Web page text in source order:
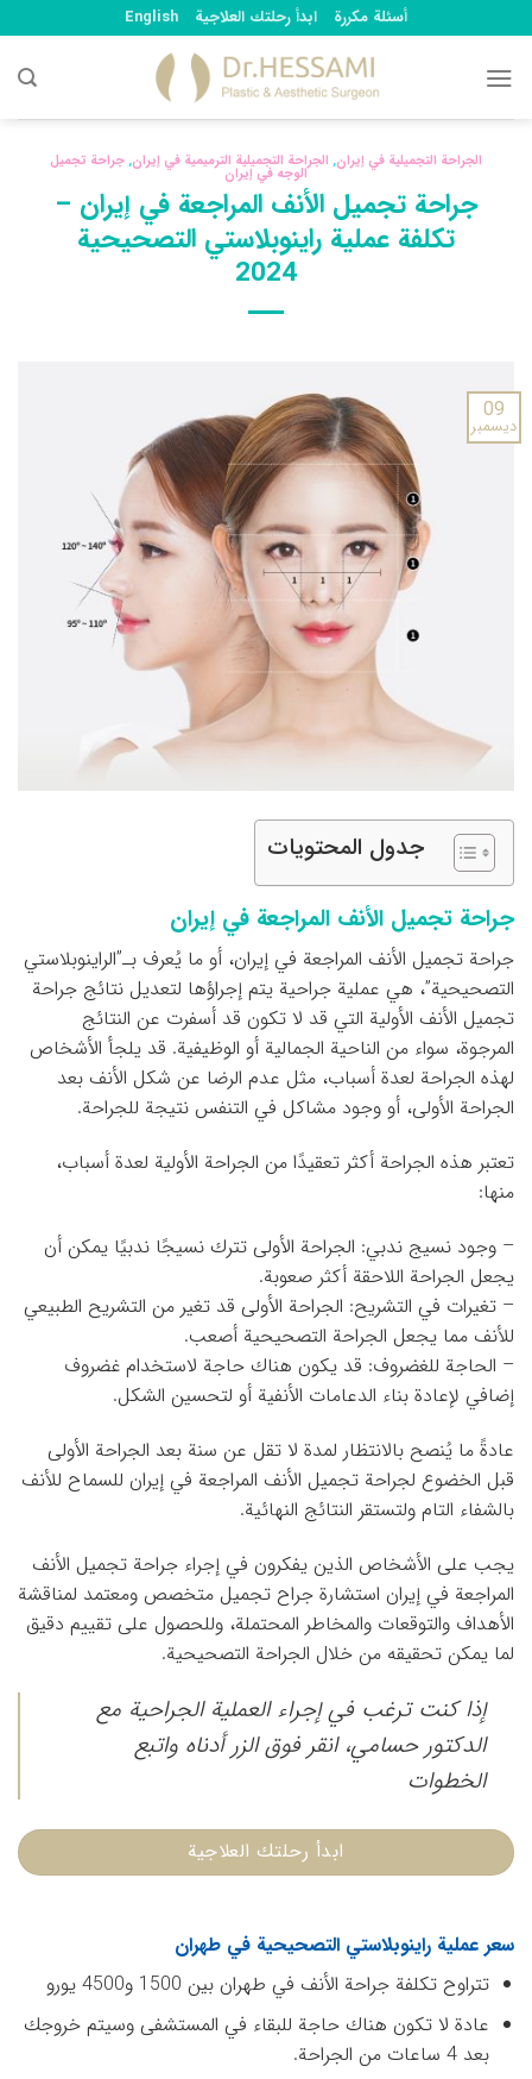
to
content
أسئلة مكررة ابدأ رحلتك العلاجية English
الجراحة التجميلية في إيران, الجراحة التجميلية الترميمية في إيران,جراحة تجميل
الوجه في إيران
جراحة تجميل الأنف المراجعة في إيران –
تكلفة عملية راينوبلاستي التصحيحية
2024
09
ديسمبر
جدول المحتويات
جراحة تجميل الأنف المراجعة في إيران
جراحة تجميل الأنف المراجعة في إيران، أو ما يُعرف بـ”الراينوبلاستي
التصحيحية”، هي عملية جراحية يتم إجراؤها لتعديل نتائج جراحة
تجميل الأنف الأولية التي قد لا تكون قد أسفرت عن النتائج
المرجوة، سواء من الناحية الجمالية أو الوظيفية. قد يلجأ الأشخاص
لهذه الجراحة لعدة أسباب، مثل عدم الرضا عن شكل الأنف بعد
الجراحة الأولى، أو وجود مشاكل في التنفس نتيجة للجراحة.
تعتبر هذه الجراحة أكثر تعقيدًا من الجراحة الأولية لعدة أسباب،
منها:
– وجود نسيج ندبي: الجراحة الأولى تترك نسيجًا ندبيًا يمكن أن
يجعل الجراحة اللاحقة أكثر صعوبة.
– تغيرات في التشريح: الجراحة الأولى قد تغير من التشريح الطبيعي
للأنف مما يجعل الجراحة التصحيحية أصعب.
– الحاجة للغضروف: قد يكون هناك حاجة لاستخدام غضروف
إضافي لإعادة بناء الدعامات الأنفية أو لتحسين الشكل.
عادةً ما يُنصح بالانتظار لمدة لا تقل عن سنة بعد الجراحة الأولى
قبل الخضوع لجراحة تجميل الأنف المراجعة في إيران للسماح للأنف
بالشفاء التام ولتستقر النتائج النهائية.
يجب على الأشخاص الذين يفكرون في إجراء جراحة تجميل الأنف
المراجعة في إيران استشارة جراح تجميل متخصص ومعتمد لمناقشة
الأهداف والتوقعات والمخاطر المحتملة، وللحصول على تقييم دقيق
لما يمكن تحقيقه من خلال الجراحة التصحيحية.
إذا كنت ترغب في إجراء العملية الجراحية مع
الدكتور حسامي، انقر فوق الزر أدناه واتبع
الخطوات
ابدأ رحلتك العلاجية
سعر عملية راينوبلاستي التصحيحية في طهران
تتراوح تكلفة جراحة الأنف في طهران بين 1500 و4500 يورو
عادة لا تكون هناك حاجة للبقاء في المستشفى وسيتم خروجك
بعد 4 ساعات من الجراحة.